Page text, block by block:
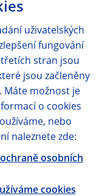
uživatelských
fungování
stran jsou
jsou začleněny
Máte možnost je
o cookies
nebo
naleznete zde:
osobních
cookies